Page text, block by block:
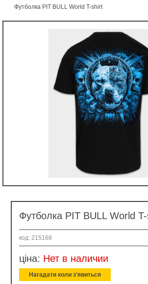
Футболка PIT BULL World T-shirt
Футболка PIT BULL World
код: 215168
ціна: Нет в наличии
Нагадати коли з'явиться